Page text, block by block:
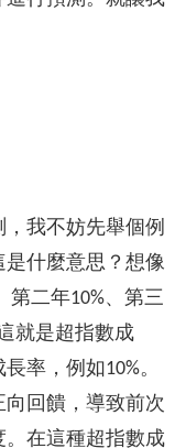
我不妨先舉個例
什麼意思？想像
第二年10%、第三
就是超指數成
率，例如10%。
回饋，導致前次
在這種超指數成